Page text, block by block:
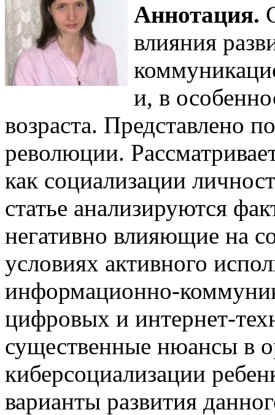
Аннотация.
влияния
и, в
возраста. Представлено
революции.
как социализации
статье анализируются
негативно влияющие на
условиях активного
информационно-
цифровых и интернет-
существенные нюансы в
киберсоциализации
варианты развития